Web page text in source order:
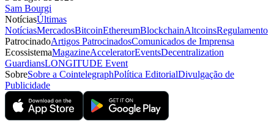
Sam Bourgi
NotíciasÚltimas
NotíciasMercadosBitcoinEthereumBlockchainAltcoinsRegulamento
PatrocinadoArtigos PatrocinadosComunicados de Imprensa
EcossistemaMagazineAcceleratorEventsDecentralization
GuardiansLONGITUDE Event
SobreSobre a CointelegraphPolítica EditorialDivulgação de
Publicidade